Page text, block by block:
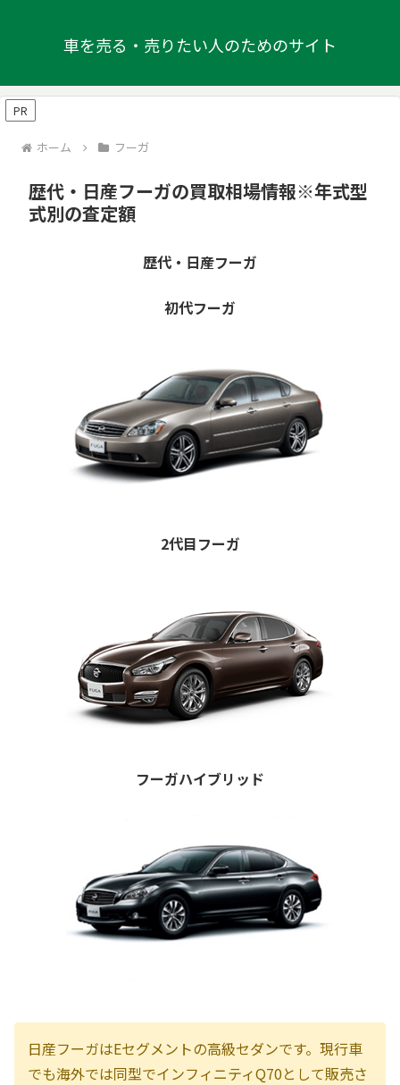
車を売る・売りたい人のためのサイト
PR
ホーム フーガ
歴代・日産フーガの買取相場情報※年式型
式別の査定額
歴代・日産フーガ
初代フーガ
2代目フーガ
フーガハイブリッド
日産フーガはEセグメントの高級セダンです。現行車
でも海外では同型でインフィニティQ70として販売さ